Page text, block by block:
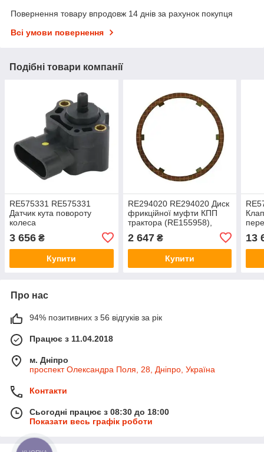
Повернення товару впродовж 14 днів за рахунок покупця
Всі умови повернення
Подібні товари компанії
RE575331 RE575331
Датчик кута повороту
колеса
JD8430/8530/8345R/8310R
3 656 ₴
Купити
RE294020 RE294020 Диск
фрикційної муфти КПП
трактора (RE155958),
JD8430/8530/8420/8520/8310R
2 647₴
Купити
13
Про нас
94% позитивних з 56 відгуків за рік
Працює з 11.04.2018
м. Дніпро
проспект Олександра Поля, 28, Дніпро, Україна
Контакти
Сьогодні працює з 08:30 до 18:00
Показати весь графік роботи